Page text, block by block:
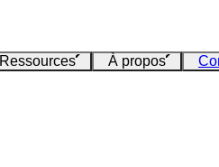
Ressources À propos